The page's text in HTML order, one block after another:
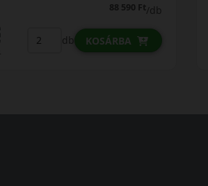
88 590 Ft/db
db KOSÁRBA